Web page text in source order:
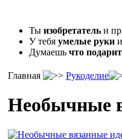
Ты изобретатель и
У тебя умелые руки
Думаешь что
Главная Рукоделие
Необычные